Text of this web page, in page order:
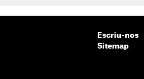
Escriu-nos
Sitemap